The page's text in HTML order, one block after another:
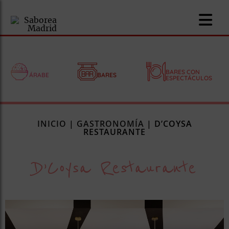
ÁRABE BARES
BARES CON
ESPECTÁCULOS
INICIO | GASTRONOMÍA | D’COYSA
RESTAURANTE
D’Coysa Restaurante